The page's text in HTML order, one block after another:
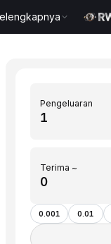
Pengeluaran
Terima ~
0.001 0.01